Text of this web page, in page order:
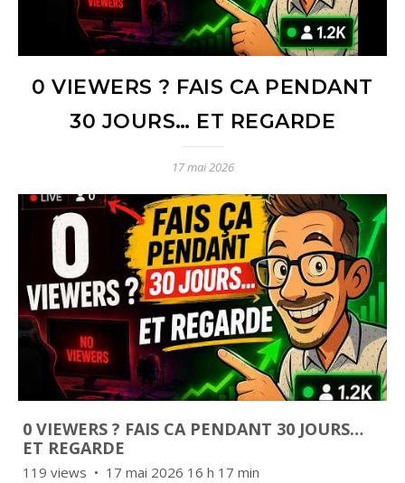
0 VIEWERS ? FAIS CA PENDANT
30 JOURS… ET REGARDE
17 mai 2026
0 VIEWERS ? FAIS CA PENDANT 30 JOURS…
ET REGARDE
119 views
17 mai 2026 16 h 17 min